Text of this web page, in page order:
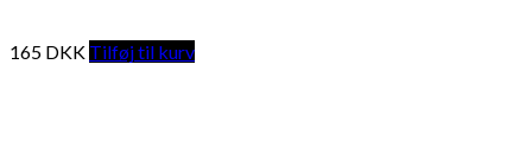
165 DKK Tilføj til kurv